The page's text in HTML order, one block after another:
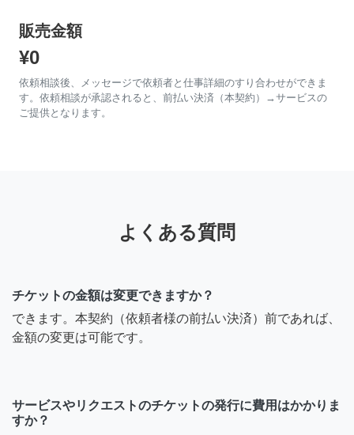
販売金額
¥0
依頼相談後、メッセージで依頼者と仕事詳細のすり合わせができま
す。依頼相談が承認されると、前払い決済（本契約）→サービスの
ご提供となります。
よくある質問
チケットの金額は変更できますか？
できます。本契約（依頼者様の前払い決済）前であれば、
金額の変更は可能です。
サービスやリクエストのチケットの発行に費用はかかりま
すか？